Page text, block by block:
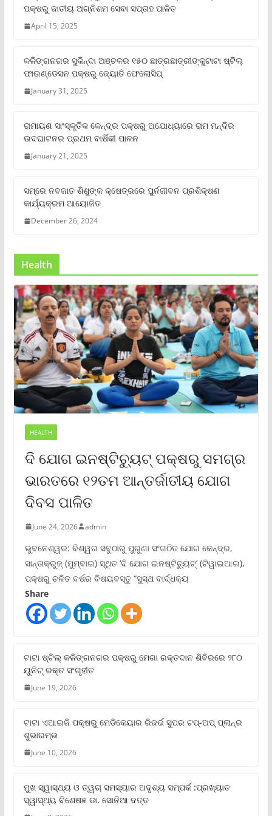
ପକ୍ଷରୁ ଜାତୀୟ ଅଗ୍ନିଶମ ସେବା ସପ୍ତାହ ପାଳିତ
April 15, 2025
କଳିଙ୍ଗନଗର ସୁକିନ୍ଦା ଅଞ୍ଚଳର ୧୫୦ ଛାତ୍ରଛାତ୍ରୀଙ୍କୁଟାଟା ଷ୍ଟିଲ୍
ଫାଉଣ୍ଡେସନ ପକ୍ଷରୁ ଜ୍ୟୋତି ଫେଲୋସିପ୍‌
January 31, 2025
ରାମାୟଣ ସାଂସ୍କୃତିକ କେନ୍ଦ୍ର ପକ୍ଷରୁ ଅଯୋଧ୍ୟାରେ ରାମ ମନ୍ଦିର
ଉଦଘାଟନର ପ୍ରଥମ ବାର୍ଷିକୀ ପାଳନ
January 21, 2025
ସମ୍‌ରେ ନବଜାତ ଶିଶୁଙ୍କ କ୍ଷେତ୍ରରେ ପୁର୍ନଜୀବନ ପ୍ରଶିକ୍ଷଣ
କାର୍ଯ୍ୟକ୍ରମ ଆୟୋଜିତ
December 26, 2024
Health
HEALTH
ଦି ଯୋଗ ଇନଷ୍ଟିଚ୍ୟୁଟ୍ ପକ୍ଷରୁ ସମଗ୍ର
ଭାରତରେ ୧୨ତମ ଆନ୍ତର୍ଜାତୀୟ ଯୋଗ
ଦିବସ ପାଳିତ
June 24, 2026 admin
ଭୁବନେଶ୍ୱର: ବିଶ୍ୱର ସବୁଠାରୁ ପୁରୁଣା ସଂଗଠିତ ଯୋଗ କେନ୍ଦ୍ର,
ସାନ୍ତାକ୍ରୁଜ୍ (ମୁମ୍ବାଇ) ସ୍ଥିତ ‘ଦି ଯୋଗ ଇନଷ୍ଟିଚ୍ୟୁଟ୍‌’ (ଟିୱାଇଆଇ),
ପକ୍ଷରୁ ଚଳିତ ବର୍ଷର ବିଷୟବସ୍ତୁ “ସୁସ୍ଥ ବାର୍ଦ୍ଧକ୍ୟ
Share
ଟାଟା ଷ୍ଟିଲ୍‌ କଳିଙ୍ଗନଗର ପକ୍ଷରୁ ମେଗା ରକ୍ତଦାନ ଶିବିରରେ ୨୮୦
ୟୁନିଟ୍‌ ରକ୍ତ ସଂଗୃହୀତ
June 19, 2026
ଟାଟା ଏଆଇଜି ପକ୍ଷରୁ ମେଡିକେୟାର ରିଜର୍ଭ ସୁପର ଟପ୍‌-ଅପ୍ ପ୍ଲାନ୍‌ର
ଶୁଭାରମ୍ଭ
June 10, 2026
ମୁଖ ସ୍ୱାସ୍ଥ୍ୟ ଓ ତ୍ୱଚା ସମସ୍ୟାର ଅଦୃଶ୍ୟ ସମ୍ପର୍କ :ପ୍ରଖ୍ୟାତ
ସ୍ୱାସ୍ଥ୍ୟ ବିଶେଷଜ୍ଞ ଡା. ସୋନିଆ ଦତ୍ତ